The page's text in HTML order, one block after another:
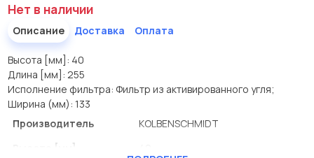
Нет в наличии
Описание Доставка Оплата
Высота [мм]: 40
Длина [мм]: 255
Исполнение фильтра: Фильтр из активированного угля;
Ширина (мм): 133
Производитель
KOLBENSCHMIDT
Высота [мм]